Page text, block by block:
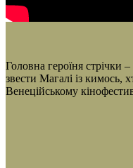
Головна героїня стрічки
звести Магалі із кимось,
Венеційському